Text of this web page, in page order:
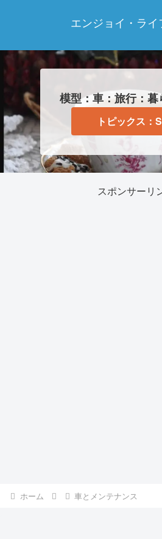
エンジョイ・ライ
模型：車：旅行：
トピックス：
スポンサーリ
ホーム 車とメンテナンス